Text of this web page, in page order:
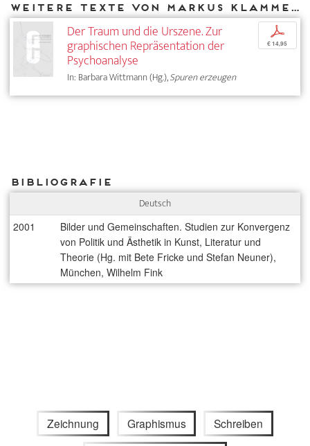
Weitere Texte von Markus Klammer bei DIAPHANES
Der Traum und die Urszene. Zur
graphischen Repräsentation der
Psychoanalyse
In: Barbara Wittmann (Hg.),Spuren erzeugen
p
€ 14,95
Bibliografie
Deutsch
2001
Bilder und Gemeinschaften. Studien zur Konvergenz
von Politik und Ästhetik in Kunst, Literatur und
Theorie (Hg. mit Bete Fricke und Stefan Neuner),
München, Wilhelm Fink
Zeichnung Graphismus Schreiben